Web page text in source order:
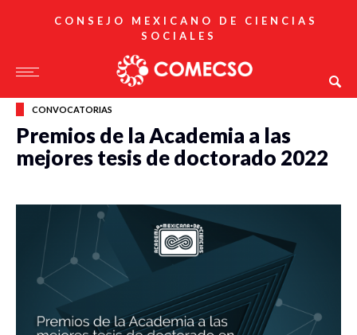
CONSEJO MEXICANO DE CIENCIAS
SOCIALES
CONVOCATORIAS
Premios de la Academia a las
mejores tesis de doctorado 2022